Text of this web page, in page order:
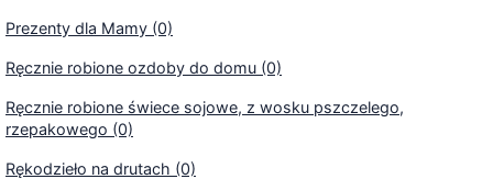
Prezenty dla Mamy (0)
Ręcznie robione ozdoby do domu (0)
Ręcznie robione świece sojowe, z wosku pszczelego,
rzepakowego (0)
Rękodzieło na drutach (0)